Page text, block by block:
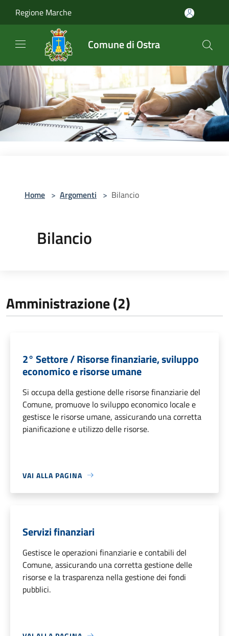
Regione Marche
Comune di Ostra
Home > Argomenti > Bilancio
Bilancio
Amministrazione (2)
2° Settore / Risorse finanziarie, sviluppo
economico e risorse umane
Si occupa della gestione delle risorse finanziarie del
Comune, promuove lo sviluppo economico locale e
gestisce le risorse umane, assicurando una corretta
pianificazione e utilizzo delle risorse.
VAI ALLA PAGINA
Servizi finanziari
Gestisce le operazioni finanziarie e contabili del
Comune, assicurando una corretta gestione delle
risorse e la trasparenza nella gestione dei fondi
pubblici.